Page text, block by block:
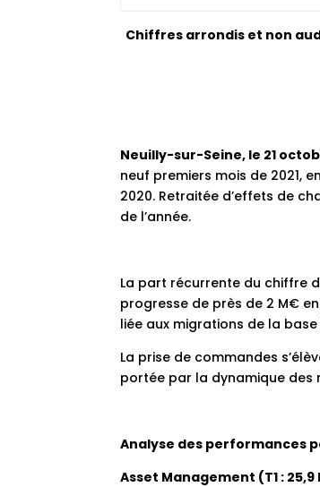
Chiffres arrondis et non
Neuilly-sur-Seine, le 21
neuf premiers mois de 2021,
2020. Retraitée d’effets de
de l’année.
La part récurrente du chiffre
progresse de près de 2 M€
liée aux migrations de la
La prise de commandes
portée par la dynamique des
Analyse des performances
Asset Management (T1 : 25,9